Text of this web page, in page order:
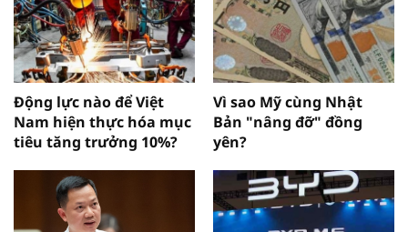
Động lực nào để Việt
Nam hiện thực hóa mục
tiêu tăng trưởng 10%?
Vì sao Mỹ cùng Nhật
Bản "nâng đỡ" đồng
yên?